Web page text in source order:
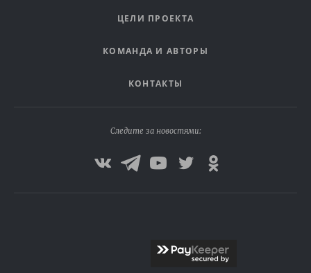
ЦЕЛИ ПРОЕКТА
КОМАНДА И АВТОРЫ
КОНТАКТЫ
Следите за новостями: